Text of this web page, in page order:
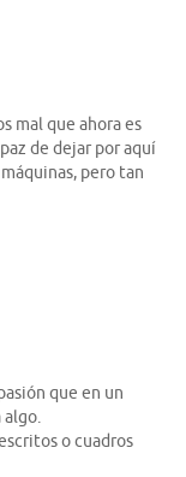
mal que ahora es
de dejar por aquí
pero tan
que en un
algo.
o cuadros